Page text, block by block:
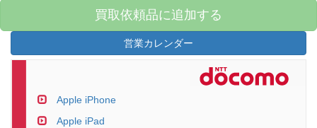
買取依頼品に追加する
営業カレンダー
Apple iPhone
Apple iPad